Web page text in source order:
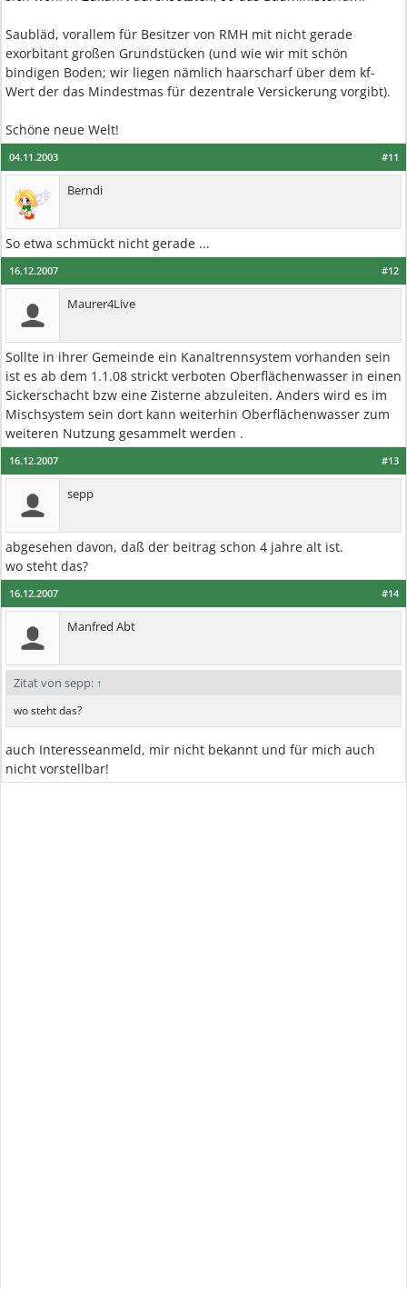
Saubläd, vorallem für Besitzer von RMH mit nicht gerade
exorbitant großen Grundstücken (und wie wir mit schön
bindigen Boden; wir liegen nämlich haarscharf über dem kf-
Wert der das Mindestmas für dezentrale Versickerung vorgibt).
Schöne neue Welt!
#11
04.11.2003
Berndi
So etwa schmückt nicht gerade ...
#12
16.12.2007
Maurer4Live
Sollte in ihrer Gemeinde ein Kanaltrennsystem vorhanden sein
ist es ab dem 1.1.08 strickt verboten Oberflächenwasser in einen
Sickerschacht bzw eine Zisterne abzuleiten. Anders wird es im
Mischsystem sein dort kann weiterhin Oberflächenwasser zum
weiteren Nutzung gesammelt werden .
#13
16.12.2007
sepp
abgesehen davon, daß der beitrag schon 4 jahre alt ist.
wo steht das?
#14
16.12.2007
Manfred Abt
Zitat von sepp: ↑
wo steht das?
auch Interesseanmeld, mir nicht bekannt und für mich auch
nicht vorstellbar!